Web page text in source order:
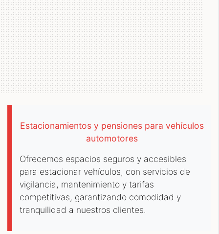
Estacionamientos y pensiones para vehículos
automotores
Ofrecemos espacios seguros y accesibles
para estacionar vehículos, con servicios de
vigilancia, mantenimiento y tarifas
competitivas, garantizando comodidad y
tranquilidad a nuestros clientes.